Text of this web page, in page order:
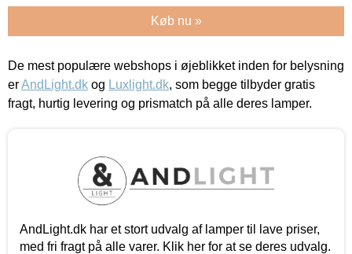
Køb nu »
De mest populære webshops i øjeblikket inden for belysning
erAndLight.dk og Luxlight.dk, som begge tilbyder gratis
fragt, hurtig levering og prismatch på alle deres lamper.
AndLight.dk har et stort udvalg af lamper til lave priser,
med fri fragt på alle varer. Klik her for at se deres udvalg.